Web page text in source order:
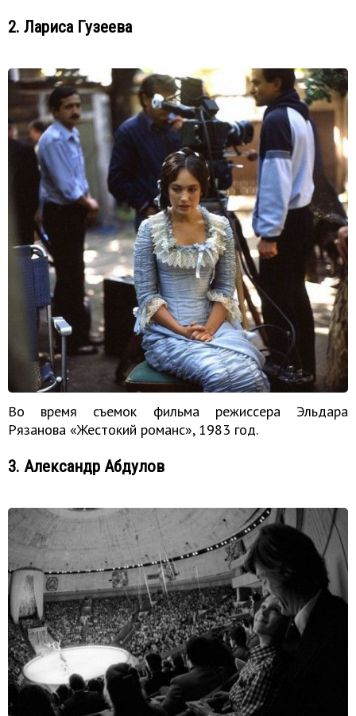
2. Лариса Гузеева
Во время съемок фильма режиссера Эльдара
Рязанова «Жестокий романс», 1983 год.
3. Александр Абдулов